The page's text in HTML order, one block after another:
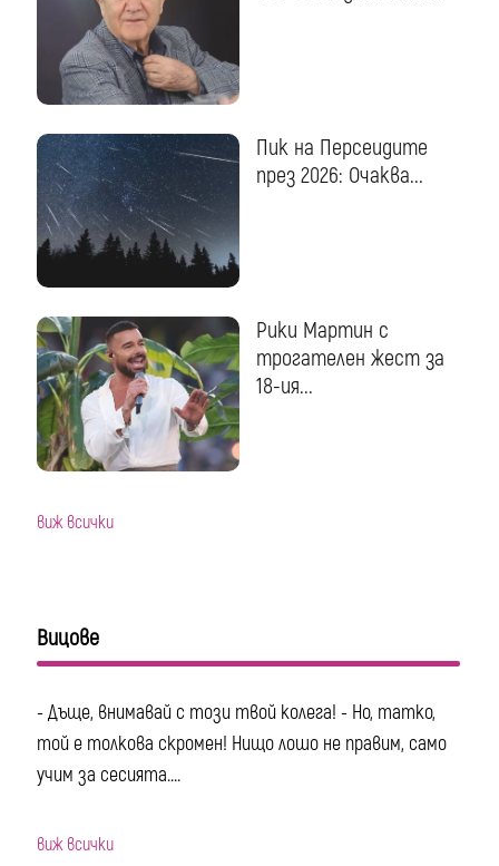
Пик на Персеидите
през 2026: Очаква...
Рики Мартин с
трогателен жест за
18-ия...
виж всички
Вицове
- Дъще, внимавай с този твой колега! - Но, татко,
той е толкова скромен! Нищо лошо не правим, само
учим за сесията....
виж всички